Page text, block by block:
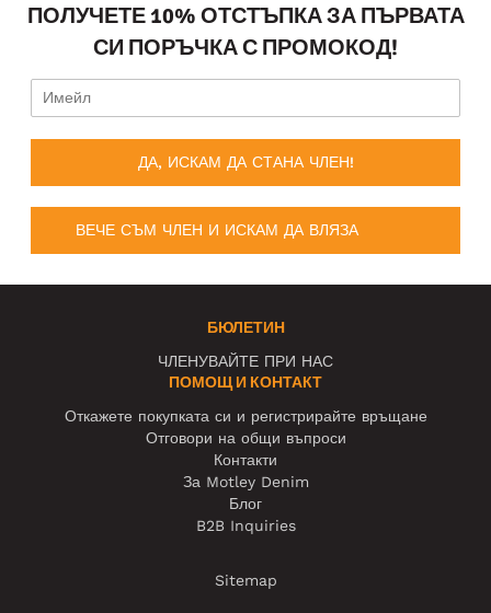
ПОЛУЧЕТЕ 10% ОТСТЪПКА ЗА ПЪРВАТА
СИ ПОРЪЧКА С ПРОМОКОД!
ДА, ИСКАМ ДА СТАНА ЧЛЕН!
ВЕЧЕ СЪМ ЧЛЕН И ИСКАМ ДА ВЛЯЗА
БЮЛЕТИН
ЧЛЕНУВАЙТЕ ПРИ НАС
ПОМОЩ И КОНТАКТ
Откажете покупката си и регистрирайте връщане
Отговори на общи въпроси
Контакти
За Motley Denim
Блог
B2B Inquiries
Sitemap